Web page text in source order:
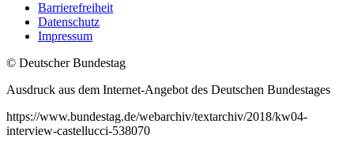
Barrierefreiheit
Datenschutz
Impressum
© Deutscher Bundestag
Ausdruck aus dem Internet-Angebot des Deutschen Bundestages
https://www.bundestag.de/webarchiv/textarchiv/2018/kw04-
interview-castellucci-538070